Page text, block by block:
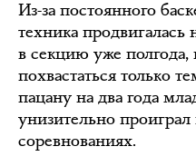
Из-за постоянного
техника
в секцию уже полгода,
похвастаться только
пацану на два года
унизительно
соревнованиях.